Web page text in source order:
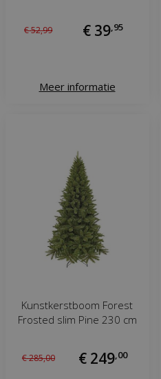
€52,99 € 39, 95
Meer informatie
Kunstkerstboom Forest
Frosted slim Pine 230 cm
€285,00 € 249, 00